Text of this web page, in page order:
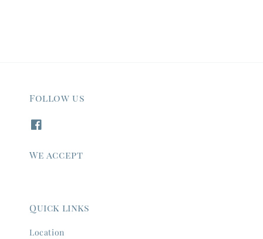
Follow us
We accept
Quick links
Location